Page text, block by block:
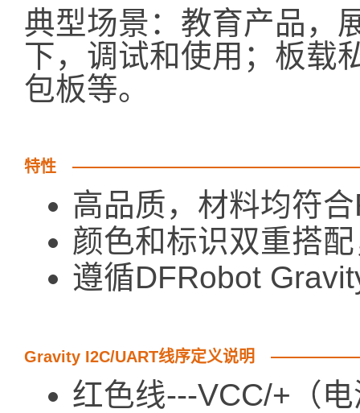
典型场景：教育产品，
下，调试和使用；板载
包板等。
特性
高品质，材料均符
颜色和标识双重搭
遵循DFRobot
Gravity I2C/UART线序定义说明
红色线---VCC/+（